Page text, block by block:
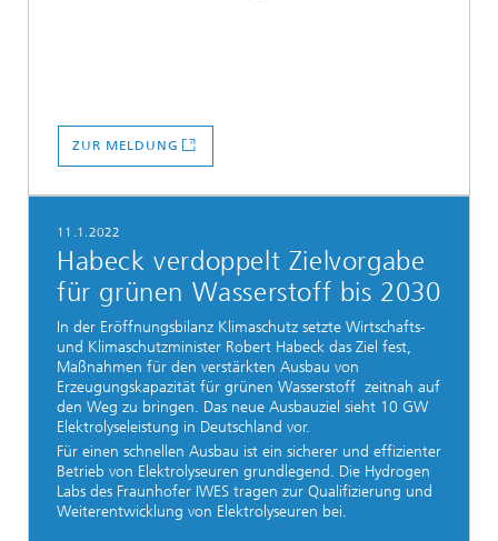
ZUR MELDUNG
11.1.2022
Habeck verdoppelt Zielvorgabe
für grünen Wasserstoff bis 2030
In der Eröffnungsbilanz Klimaschutz setzte Wirtschafts-
und Klimaschutzminister Robert Habeck das Ziel fest,
Maßnahmen für den verstärkten Ausbau von
Erzeugungskapazität für grünen Wasserstoff zeitnah auf
den Weg zu bringen. Das neue Ausbauziel sieht 10 GW
Elektrolyseleistung in Deutschland vor.
Für einen schnellen Ausbau ist ein sicherer und effizienter
Betrieb von Elektrolyseuren grundlegend. Die Hydrogen
Labs des Fraunhofer IWES tragen zur Qualifizierung und
Weiterentwicklung von Elektrolyseuren bei.